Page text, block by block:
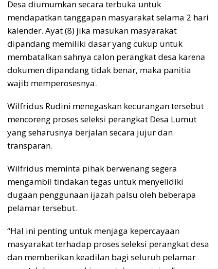
Desa diumumkan secara terbuka untuk
mendapatkan tanggapan masyarakat selama 2 hari
kalender. Ayat (8) jika masukan masyarakat
dipandang memiliki dasar yang cukup untuk
membatalkan sahnya calon perangkat desa karena
dokumen dipandang tidak benar, maka panitia
wajib memperosesnya.
Wilfridus Rudini menegaskan kecurangan tersebut
mencoreng proses seleksi perangkat Desa Lumut
yang seharusnya berjalan secara jujur dan
transparan.
Wilfridus meminta pihak berwenang segera
mengambil tindakan tegas untuk menyelidiki
dugaan penggunaan ijazah palsu oleh beberapa
pelamar tersebut.
“Hal ini penting untuk menjaga kepercayaan
masyarakat terhadap proses seleksi perangkat desa
dan memberikan keadilan bagi seluruh pelamar